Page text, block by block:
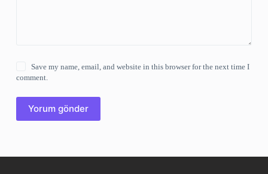
Save my name, email, and website in this browser for the next time I
comment.
Yorum gönder